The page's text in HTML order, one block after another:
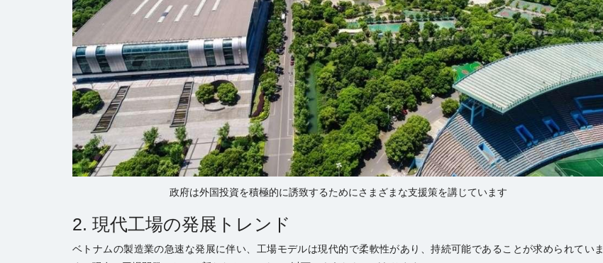
政府は外国投資を積極的に誘致するためにさまざまな支援策を講じています
2. 現代工場の発展トレンド
ベトナムの製造業の急速な発展に伴い、工場モデルは現代的で柔軟性があり、持続可能であることが求められていま